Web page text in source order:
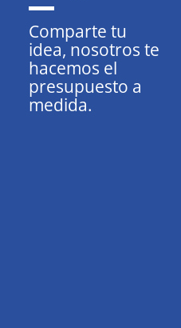
Comparte tu
idea, nosotros te
hacemos el
presupuesto a
medida.